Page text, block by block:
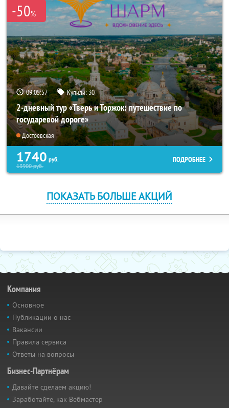
-50%
09:05:55 Купили:30
2-дневный тур «Тверь и Торжок: путешествие по
государевой дороге»
Достоевская
1740 руб.
13900руб.
ПОДРОБНЕЕ
ПОКАЗАТЬ БОЛЬШЕ АКЦИЙ
Компания
Основное
Публикации о нас
Вакансии
Правила сервиса
Ответы на вопросы
Бизнес-Партнёрам
Давайте сделаем акцию!
Заработайте, как Вебмастер